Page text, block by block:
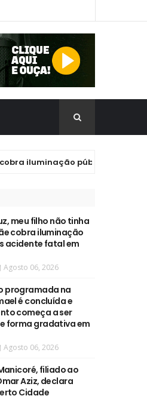
pública após
meu filho não tinha
cobra iluminação
acidente fatal em
Agosto 06, 2026
programada na
é concluída e
começa a ser
forma gradativa em
Agosto 06, 2026
filiado ao
Aziz, declara
Cidade